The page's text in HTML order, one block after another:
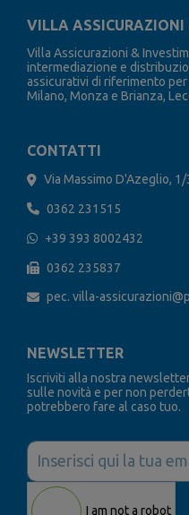
VILLA
Villa Assicurazioni &
intermediazione e
assicurativi di riferimento
Milano, Monza e Brianza,
CONTATTI
Via Massimo D'Azeglio,
0362 231515
+39 393 8002432
0362 235837
pec. villa-
NEWSLETTER
Iscriviti alla nostra
sulle novità e per non
potrebbero fare al caso tuo.
I am not a robot